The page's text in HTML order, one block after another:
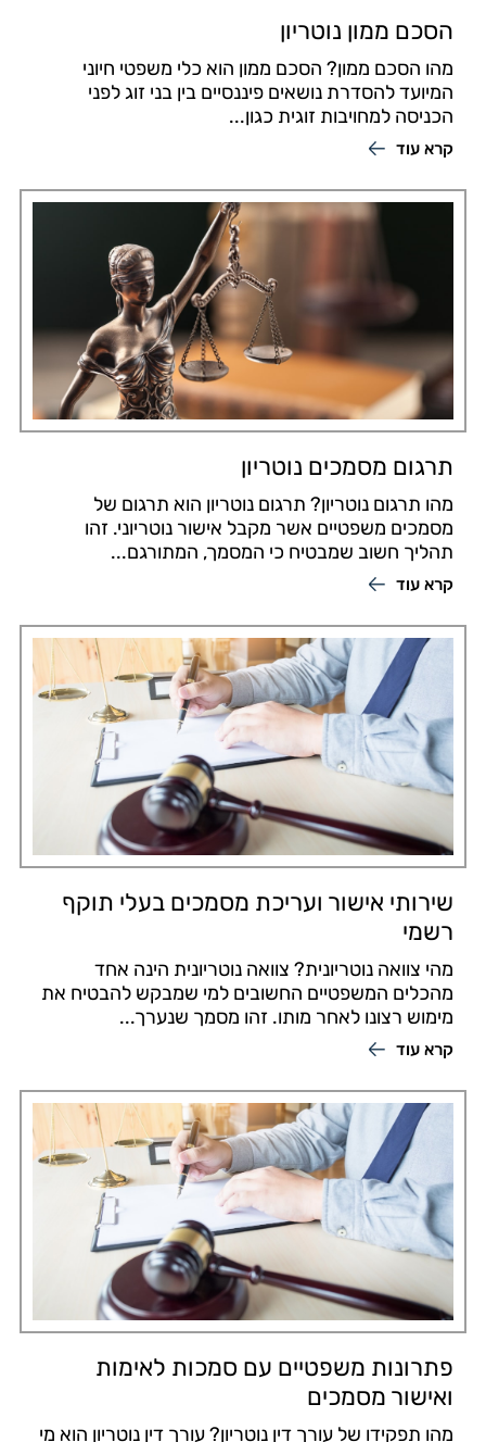
הסכם ממון נוטריון
מהו הסכם ממון? הסכם ממון הוא כלי משפטי חיוני
המיועד להסדרת נושאים פיננסיים בין בני זוג לפני
הכניסה למחויבות זוגית כגון...
קרא עוד
תרגום מסמכים נוטריון
מהו תרגום נוטריון? תרגום נוטריון הוא תרגום של
מסמכים משפטיים אשר מקבל אישור נוטריוני. זהו
תהליך חשוב שמבטיח כי המסמך, המתורגם...
קרא עוד
שירותי אישור ועריכת מסמכים בעלי תוקף
רשמי
מהי צוואה נוטריונית? צוואה נוטריונית הינה אחד
מהכלים המשפטיים החשובים למי שמבקש להבטיח את
מימוש רצונו לאחר מותו. זהו מסמך שנערך...
קרא עוד
פתרונות משפטיים עם סמכות לאימות
ואישור מסמכים
מהו תפקידו של עורך דין נוטריון? עורך דין נוטריון הוא מי